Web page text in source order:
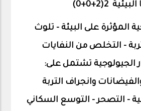
المؤثرة على البيئة - تلوث
- التخلص من النفايات
الجيولوجية تشتمل على:
وانجراف التربة
- التصحر - التوسع السكاني